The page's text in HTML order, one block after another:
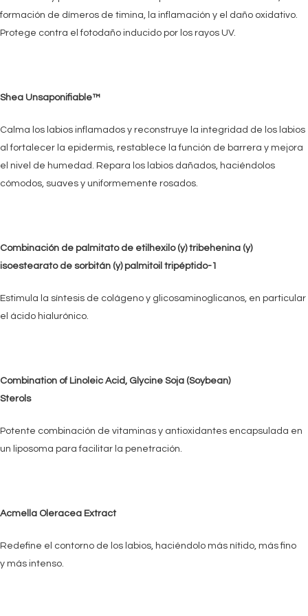
formación de dímeros de timina, la inflamación y el daño oxidativo.
Protege contra el fotodaño inducido por los rayos UV.
Shea Unsaponifiable™
Calma los labios inflamados y reconstruye la integridad de los labios
al fortalecer la epidermis, restablece la función de barrera y mejora
el nivel de humedad. Repara los labios dañados, haciéndolos
cómodos, suaves y uniformemente rosados.
Combinación de palmitato de etilhexilo (y) tribehenina (y)
isoestearato de sorbitán (y) palmitoil tripéptido-1
Estimula la síntesis de colágeno y glicosaminoglicanos, en particular
el ácido hialurónico.
Combination of Linoleic Acid, Glycine Soja (Soybean)
Sterols
Potente combinación de vitaminas y antioxidantes encapsulada en
un liposoma para facilitar la penetración.
Acmella Oleracea Extract
Redefine el contorno de los labios, haciéndolo más nítido, más fino
y más intenso.